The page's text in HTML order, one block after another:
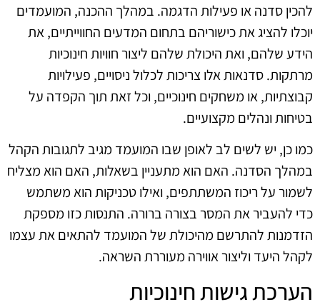
להכין סדנה או פעילות הדגמה. במהלך ההכנה, המועמדים
יוכלו להציג את כישוריהם בתחום המדעים החווייתיים, את
הידע שלהם, ואת היכולת שלהם ליצור חוויות חינוכיות
מרתקות. סדנאות אלו צריכות לכלול ניסויים, פעילויות
קבוצתיות, או משחקים חינוכיים, וכל זאת תוך הקפדה על
בטיחות ונהלים מקצועיים.
כמו כן, יש לשים לב לאופן שבו המועמד מגיב לתגובות הקהל
במהלך הסדנה. האם הוא מתעניין בשאלות, האם הוא מצליח
לשמור על ריכוז המשתתפים, ואילו טכניקות הוא משתמש
כדי להעביר את המסר בצורה ברורה. התנסות כזו מספקת
הזדמנות להתרשם מהיכולת של המועמד להתאים את עצמו
לקהל היעד וליצור אווירה מעוררת השראה.
הערכת גישות חינוכיות